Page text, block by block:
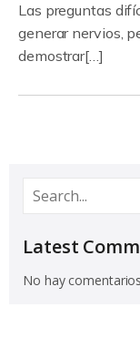
Las preguntas
generar nervios,
demostrar[…]
Latest
No hay